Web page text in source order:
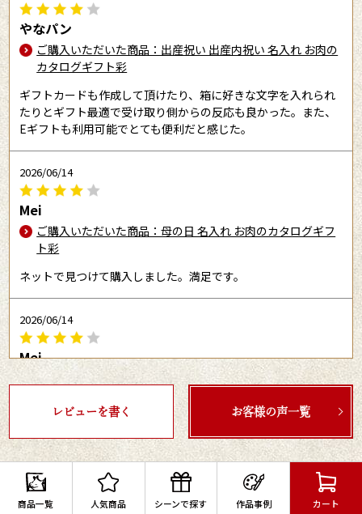
商品一覧 人気商品 シーンで探す 作品事例 カート
やなパン
ご購入いただいた商品：出産祝い 出産内祝い 名入れ お肉の
カタログギフト彩
ギフトカードも作成して頂けたり、箱に好きな文字を入れられ
たりとギフト最適で受け取り側からの反応も良かった。また、
Eギフトも利用可能でとても便利だと感じた。
2026/06/14
Mei
ご購入いただいた商品：母の日 名入れ お肉のカタログギフ
ト彩
ネットで見つけて購入しました。満足です。
2026/06/14
Mei
ご購入いただいた商品：母の日 名入れ お肉のカタログギフ
ネットで検索して購入しました。満足です。
2026/04/27
なのか
レビューを書く お客様の声一覧